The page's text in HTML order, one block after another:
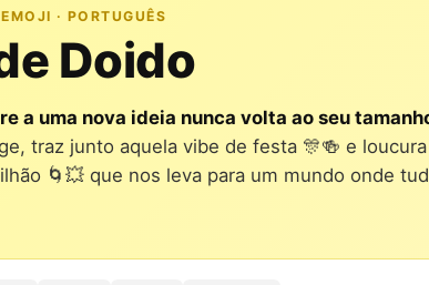
· PORTUGUÊS
Doido
a uma nova ideia nunca volta ao seu
traz junto aquela vibe de festa 🎊🍻 e
🌀💥 que nos leva para um mundo onde